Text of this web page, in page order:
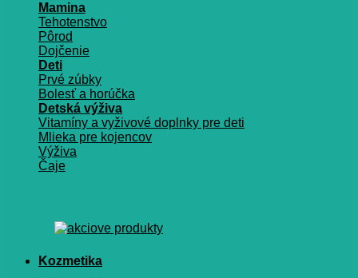
Mamina
Tehotenstvo
Pôrod
Dojčenie
Deti
Prvé zúbky
Bolesť a horúčka
Detská výživa
Vitamíny a vyživové doplnky pre deti
Mlieka pre kojencov
Výživa
Čaje
Kozmetika